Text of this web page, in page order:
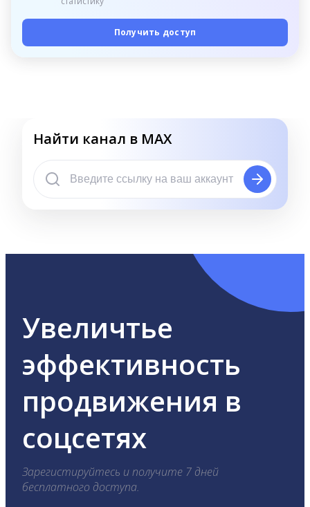
Получить доступ
Найти канал в MAX
Увеличтье
эффективность
продвижения в
соцсетях
Зарегистируйтесь и получите 7 дней
бесплатного доступа.